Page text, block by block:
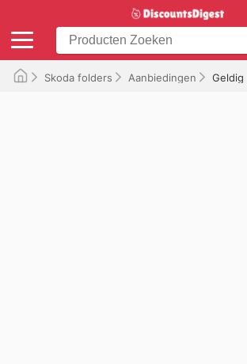
Skoda folders Aanbiedingen Geldig